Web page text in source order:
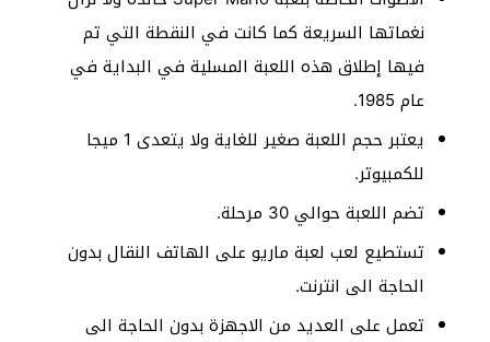
نغماتها السريعة كما كانت في النقطة التي تم
فيها إطلاق هذه اللعبة المسلية في البداية في
عام 1985.
يعتبر حجم اللعبة صغير للغاية ولا يتعدى 1 ميجا
للكمبيوتر.
تضم اللعبة حوالي 30 مرحلة.
تستطيع لعب لعبة ماريو على الهاتف النقال بدون
الحاجة الى انترنت.
تعمل على العديد من الاجهزة بدون الحاجة الى